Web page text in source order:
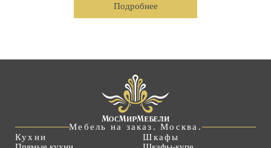
Подробнее
Мебель на заказ. Москва.
Кухни
Шкафы